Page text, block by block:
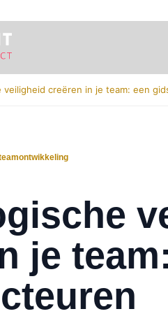
veiligheid creëren in je team: een
je